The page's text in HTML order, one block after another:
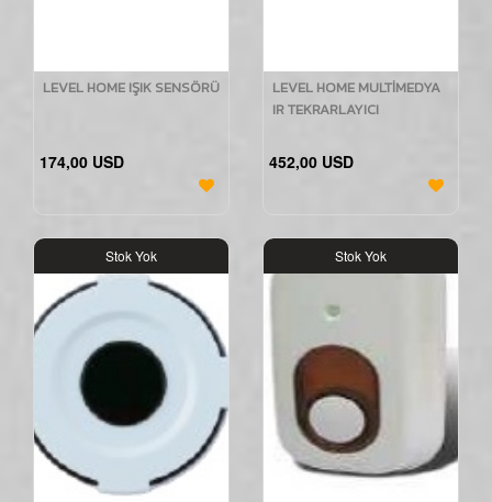
LEVEL HOME IŞIK SENSÖRÜ
174,00 USD
LEVEL HOME MULTİMEDYA
IR TEKRARLAYICI
452,00 USD
Stok Yok Stok Yok